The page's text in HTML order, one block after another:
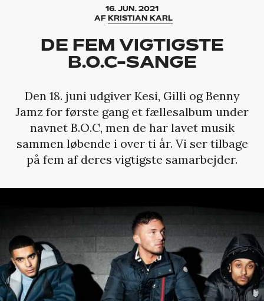
16. JUN. 2021
AF KRISTIAN KARL
DE FEM VIGTIGSTE
B.O.C-SANGE
Den 18. juni udgiver Kesi, Gilli og Benny
Jamz for første gang et fællesalbum under
navnet B.O.C, men de har lavet musik
sammen løbende i over ti år. Vi ser tilbage
på fem af deres vigtigste samarbejder.